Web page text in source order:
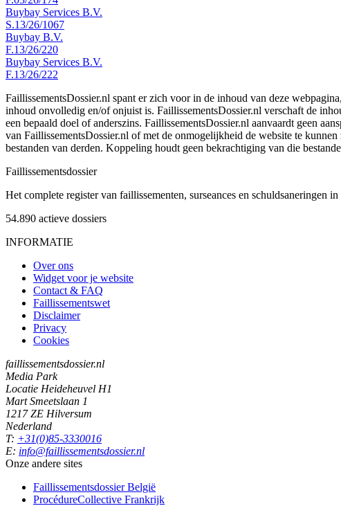
Buybay Services B.V.
S.13/26/1067
Buybay B.V.
F.13/26/220
Buybay Services B.V.
F.13/26/222
FaillissementsDossier.nl spant er zich voor in de inhoud van deze
inhoud onvolledig en/of onjuist is. FaillissementsDossier.nl verschaft de
een bepaald doel of anderszins. FaillissementsDossier.nl aanvaardt geen
van FaillissementsDossier.nl of met de onmogelijkheid de website te
bestanden van derden. Koppeling houdt geen bekrachtiging van die
Faillissementsdossier
Het complete register van faillissementen, surseances en schuldsaneringen
54.890 actieve dossiers
INFORMATIE
Over ons
Widget voor je website
Contact & FAQ
Faillissementswet
Disclaimer
Privacy
Cookies
faillissementsdossier.nl
Media Park
Locatie Heideheuvel H1
Mart Smeetslaan 1
1217 ZE Hilversum
Nederland
T: +31(0)85-3330016
E: info@faillissementsdossier.nl
Onze andere sites
Faillissementsdossier België
ProcédureCollective Frankrijk